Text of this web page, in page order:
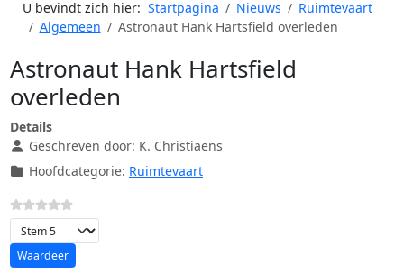
U bevindt zich hier: Startpagina Nieuws
Ruimtevaart
Algemeen
Astronaut Hank Hartsfield overleden
Astronaut Hank Hartsfield
overleden
Details
Geschreven door: K. Christiaens
Hoofdcategorie: Ruimtevaart
Voeg waardering toe